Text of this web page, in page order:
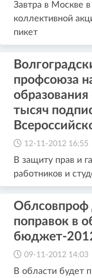
Завтра в Москве
коллективной
пикет
профсоюза
тысяч
12-11-2012 16:55
В защиту прав и
работников и
Облсовпроф
поправок в
бюджет-
09-11-2012 14:03
В области будет